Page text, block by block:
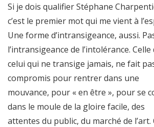
Si je dois qualifier Stéphane
c’est le premier mot qui me vient à
Une forme d’intransigeance, aussi.
l’intransigeance de l’intolérance. Celle
celui qui ne transige jamais, ne fait
compromis pour rentrer dans une
mouvance, pour « en être », pour se
dans le moule de la gloire facile, des
attentes du public, du marché de l’art.